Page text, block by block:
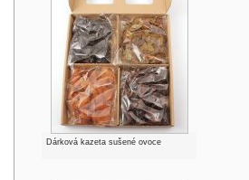
Dárková kazeta sušené ovoce